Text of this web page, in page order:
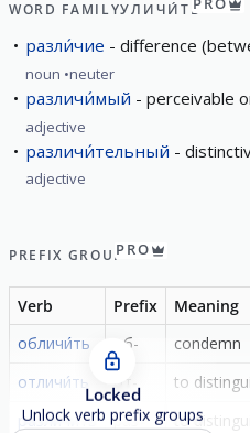
WORD FAMILYУЛИЧИ́ТЬPRO
разли́чие difference
noun neuter
различи́мый perceivable
adjective
различи́тельный
adjective
PREFIX GROUPPRO
Verb Prefix
Meaning
обличи́ть
об-
condemn
отличи́ть
от-
to
различи́ть
раз-
to
Locked
Unlock verb prefix groups